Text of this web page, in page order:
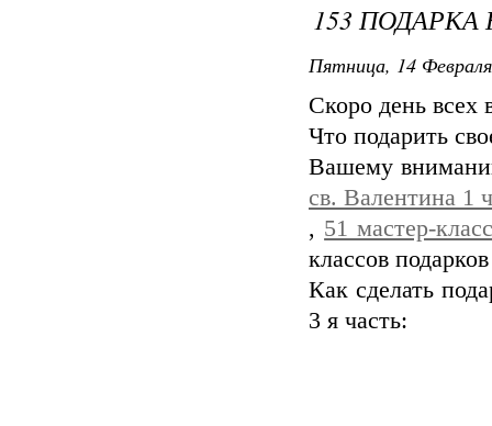
153
Пятница, 14
Скоро день всех
Что подарить
Вашему
св. Валентина 1
, 51 мастер-
классов
Как сделать
3 я часть: